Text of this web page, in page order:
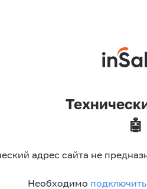
🤖
адрес сайта не
Необходимо